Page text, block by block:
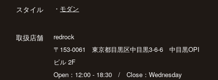
スタイル ・ モダン
取扱店舗
redrock
〒153-0061 東京都目黒区中目黒3-6-6 中目黒OPI
ビル 2F
Open：12:00 - 18:30 / Close：Wednesday